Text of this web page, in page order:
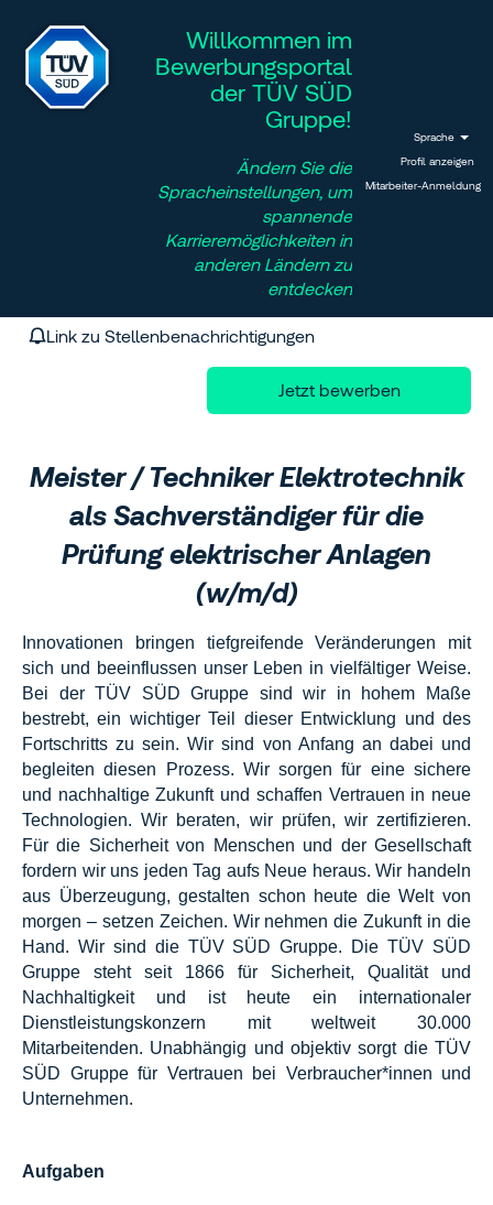
Willkommen im
Bewerbungsportal
der TÜV SÜD
Gruppe!
Ändern Sie die
Spracheinstellungen, um
spannende
Karrieremöglichkeiten in
anderen Ländern zu
entdecken
Sprache
Profil anzeigen
Mitarbeiter-Anmeldung
Link zu Stellenbenachrichtigungen
Jetzt bewerben
Meister / Techniker Elektrotechnik
als Sachverständiger für die
Prüfung elektrischer Anlagen
(w/m/d)
Innovationen bringen tiefgreifende Veränderungen mit
sich und beeinflussen unser Leben in vielfältiger Weise.
Bei der TÜV SÜD Gruppe sind wir in hohem Maße
bestrebt, ein wichtiger Teil dieser Entwicklung und des
Fortschritts zu sein. Wir sind von Anfang an dabei und
begleiten diesen Prozess. Wir sorgen für eine sichere
und nachhaltige Zukunft und schaffen Vertrauen in neue
Technologien. Wir beraten, wir prüfen, wir zertifizieren.
Für die Sicherheit von Menschen und der Gesellschaft
fordern wir uns jeden Tag aufs Neue heraus. Wir handeln
aus Überzeugung, gestalten schon heute die Welt von
morgen – setzen Zeichen. Wir nehmen die Zukunft in die
Hand. Wir sind die TÜV SÜD Gruppe. Die TÜV SÜD
Gruppe steht seit 1866 für Sicherheit, Qualität und
Nachhaltigkeit und ist heute ein internationaler
Dienstleistungskonzern mit weltweit 30.000
Mitarbeitenden. Unabhängig und objektiv sorgt die TÜV
SÜD Gruppe für Vertrauen bei Verbraucher*innen und
Unternehmen.
Aufgaben